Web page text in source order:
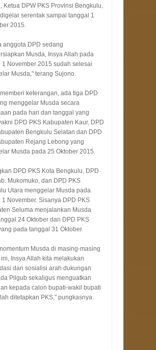
Ketua DPW PKS Provinsi Bengkulu,
serentak sampai tanggal 1
2015.
anggota DPD sedang
Musda, Insya Allah pada
1 November 2015 sudah selesai
Musda," terang Sujono.
keterangan, ada tiga DPD
menggelar Musda secara
pada hari dan tanggal yang
DPD PKS Kabupaten Kaur, DPD
Bengkulu Selatan dan DPD
Rejang Lebong yang
Musda pada 25 Oktober 2015.
DPD PKS Kota Bengkulu, DPD
Mukomuko, dan DPD PKS
Utara menggelar Musda pada
1 November. Sisanya DPD PKS
Seluma menjalankan Musda
24 Oktober dan DPD PKS
pada tanggal 31 Oktober.
Musda di masing-masing
Insya Allah kita melakukan
dan sosialisi arah dukungan
Pilgub sekaligus menguatkan
kepada calon bupati-wakil bupati
ditetapkan PKS," pungkasnya.